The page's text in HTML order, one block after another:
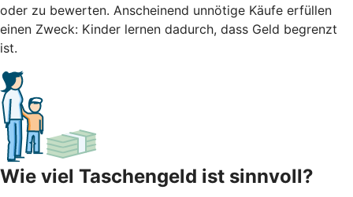
oder zu bewerten. Anscheinend unnötige Käufe erfüllen
einen Zweck: Kinder lernen dadurch, dass Geld begrenzt
ist.
Wie viel Taschengeld ist sinnvoll?